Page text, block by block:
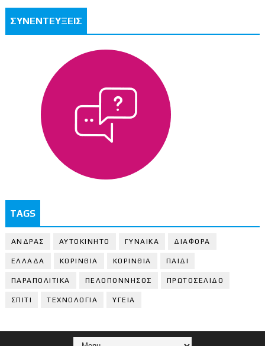
ΣΥΝΕΝΤΕΥΞΕΙΣ
TAGS
ΑΝΔΡΑΣ ΑΥΤΟΚΙΝΗΤΟ ΓΥΝΑΙΚΑ ΔΙΑΦΟΡΑ
ΕΛΛΑΔΑ ΚΟΡΙΝΘΙΑ ΚΟΡΙΝΘΙA ΠΑΙΔΙ
ΠΑΡΑΠΟΛΙΤΙΚΑ ΠΕΛΟΠΟΝΝΗΣΟΣ ΠΡΩΤΟΣΕΛΙΔΟ
ΣΠΙΤΙ ΤΕΧΝΟΛΟΓΙΑ ΥΓΕΙΑ